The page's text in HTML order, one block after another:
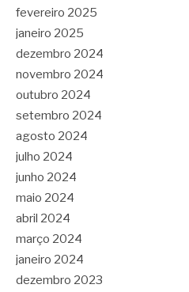
fevereiro 2025
janeiro 2025
dezembro 2024
novembro 2024
outubro 2024
setembro 2024
agosto 2024
julho 2024
junho 2024
maio 2024
abril 2024
março 2024
janeiro 2024
dezembro 2023